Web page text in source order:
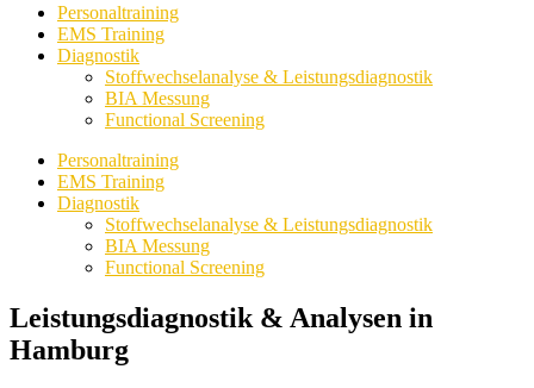
Personaltraining
EMS Training
Diagnostik
Stoffwechselanalyse & Leistungsdiagnostik
BIA Messung
Functional Screening
Personaltraining
EMS Training
Diagnostik
Stoffwechselanalyse & Leistungsdiagnostik
BIA Messung
Functional Screening
Leistungsdiagnostik & Analysen in
Hamburg